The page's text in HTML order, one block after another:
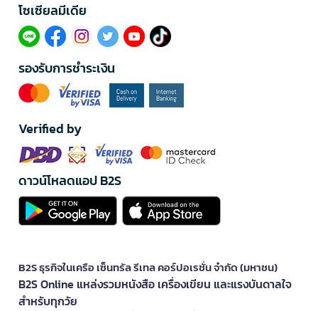
โซเซียลมีเดีย​
รองรับการชำระเงิน
Verified by
ดาวน์โหลดแอป B2S
B2S ธุรกิจในเครือ เซ็นทรัล รีเทล คอร์ปอเรชั่น จำกัด (มหาชน)
B2S Online แหล่งรวมหนังสือ เครื่องเขียน และแรงบันดาลใจ
สำหรับทุกวัย